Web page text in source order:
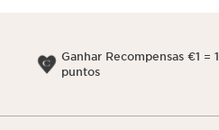
Ganhar Recompensas €1 = 1
puntos